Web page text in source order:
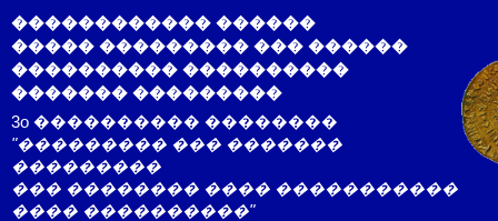
������������ ������
����� ��������� ��� ������
���������� ����������
������� ���������
3o ���������� ��������
"��������� ��� �������
���������
��� �������� ���� �����������
���� ����������"